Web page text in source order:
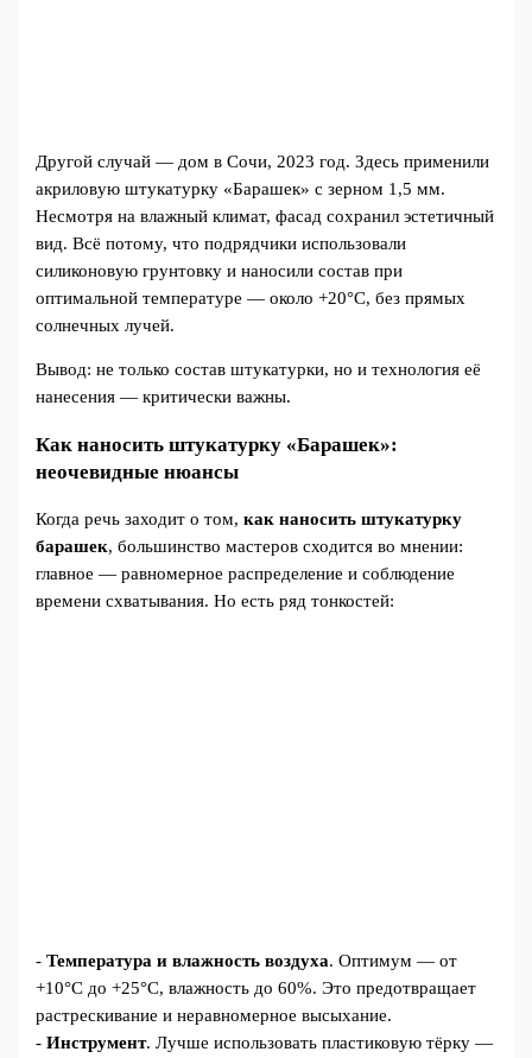
Другой случай — дом в Сочи, 2023 год. Здесь применили
акриловую штукатурку «Барашек» с зерном 1,5 мм.
Несмотря на влажный климат, фасад сохранил эстетичный
вид. Всё потому, что подрядчики использовали
силиконовую грунтовку и наносили состав при
оптимальной температуре — около +20°C, без прямых
солнечных лучей.
Вывод: не только состав штукатурки, но и технология её
нанесения — критически важны.
Как наносить штукатурку «Барашек»:
неочевидные нюансы
Когда речь заходит о том,как наносить штукатурку
барашек, большинство мастеров сходится во мнении:
главное — равномерное распределение и соблюдение
времени схватывания. Но есть ряд тонкостей:
-Температура и влажность воздуха. Оптимум — от
+10°C до +25°C, влажность до 60%. Это предотвращает
растрескивание и неравномерное высыхание.
-Инструмент. Лучше использовать пластиковую тёрку —